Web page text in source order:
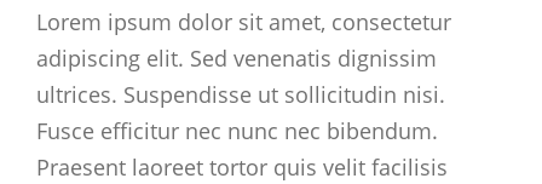
Lorem ipsum dolor sit amet, consectetur
adipiscing elit. Sed venenatis dignissim
ultrices. Suspendisse ut sollicitudin nisi.
Fusce efficitur nec nunc nec bibendum.
Praesent laoreet tortor quis velit facilisis